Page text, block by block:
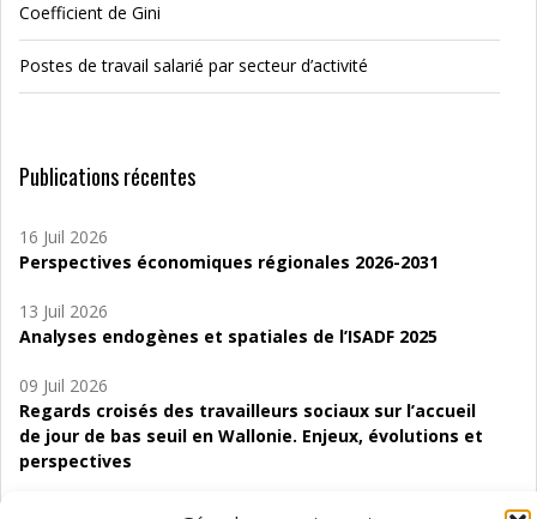
Coefficient de Gini
Postes de travail salarié par secteur d’activité
Publications récentes
16 Juil 2026
Perspectives économiques régionales 2026-2031
13 Juil 2026
Analyses endogènes et spatiales de l’ISADF 2025
09 Juil 2026
Regards croisés des travailleurs sociaux sur l’accueil
de jour de bas seuil en Wallonie. Enjeux, évolutions et
perspectives